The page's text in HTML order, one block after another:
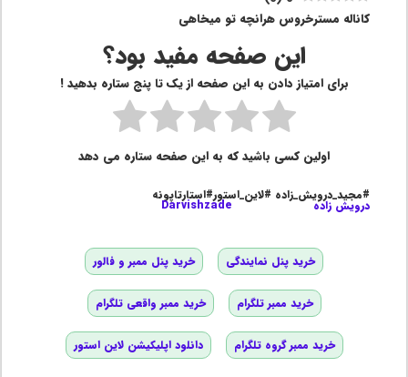
کاناله مسترخروس هرانچه تو میخاهی
این صفحه مفید بود؟
برای امتیاز دادن به این صفحه از یک تا پنج ستاره بدهید !
اولین کسی باشید که به این صفحه ستاره می دهد
#مجید_درویش_زاده #لاین_استور#استارتاپونه
درویش زاده Darvishzade
خرید پنل نمایندگی خرید پنل ممبر و فالور
خرید ممبر تلگرام خرید ممبر واقعی تلگرام
خرید ممبر گروه تلگرام دانلود اپلیکیشن لاین استور